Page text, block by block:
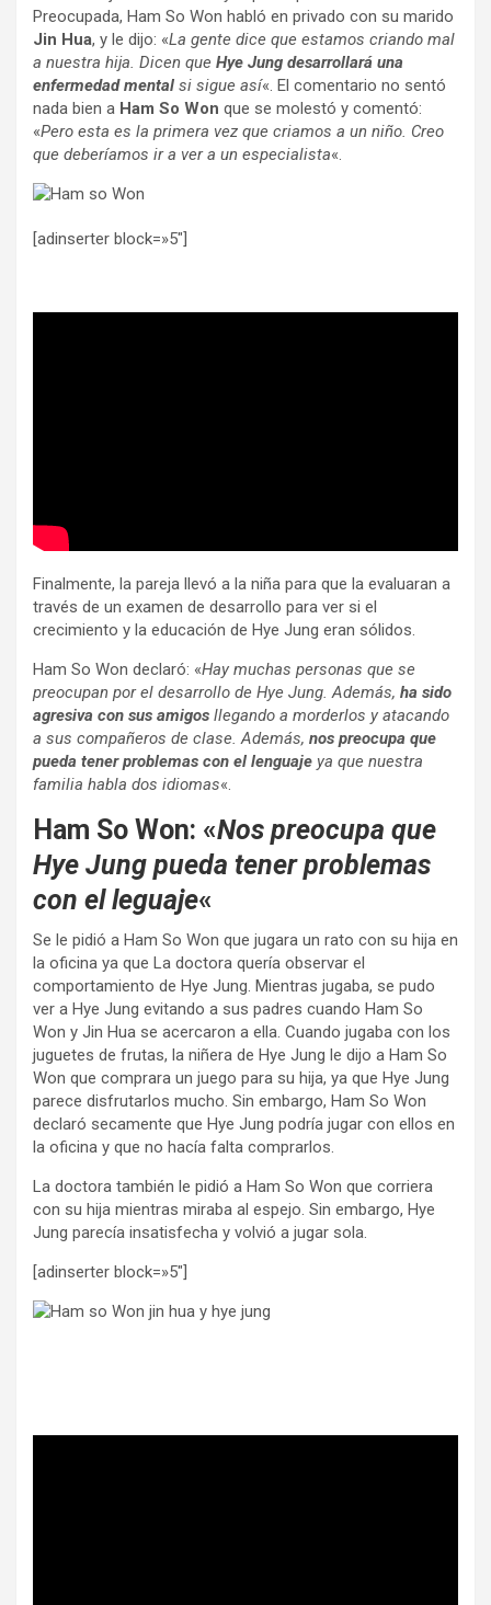
Preocupada, Ham So Won habló en privado con su marido
Jin Hua, y le dijo: «La gente dice que estamos criando mal
a nuestra hija. Dicen que Hye Jung desarrollará una
enfermedad mental si sigue así«. El comentario no sentó
nada bien a Ham So Won que se molestó y comentó:
«Pero esta es la primera vez que criamos a un niño. Creo
que deberíamos ir a ver a un especialista«.
[adinserter block=»5″]
Finalmente, la pareja llevó a la niña para que la evaluaran a
través de un examen de desarrollo para ver si el
crecimiento y la educación de Hye Jung eran sólidos.
Ham So Won declaró: «Hay muchas personas que se
preocupan por el desarrollo de Hye Jung. Además, ha sido
agresiva con sus amigos llegando a morderlos y atacando
a sus compañeros de clase. Además, nos preocupa que
pueda tener problemas con el lenguaje ya que nuestra
familia habla dos idiomas«.
Ham So Won: «Nos preocupa que
Hye Jung pueda tener problemas
con el leguaje«
Se le pidió a Ham So Won que jugara un rato con su hija en
la oficina ya que La doctora quería observar el
comportamiento de Hye Jung. Mientras jugaba, se pudo
ver a Hye Jung evitando a sus padres cuando Ham So
Won y Jin Hua se acercaron a ella. Cuando jugaba con los
juguetes de frutas, la niñera de Hye Jung le dijo a Ham So
Won que comprara un juego para su hija, ya que Hye Jung
parece disfrutarlos mucho. Sin embargo, Ham So Won
declaró secamente que Hye Jung podría jugar con ellos en
la oficina y que no hacía falta comprarlos.
La doctora también le pidió a Ham So Won que corriera
con su hija mientras miraba al espejo. Sin embargo, Hye
Jung parecía insatisfecha y volvió a jugar sola.
[adinserter block=»5″]